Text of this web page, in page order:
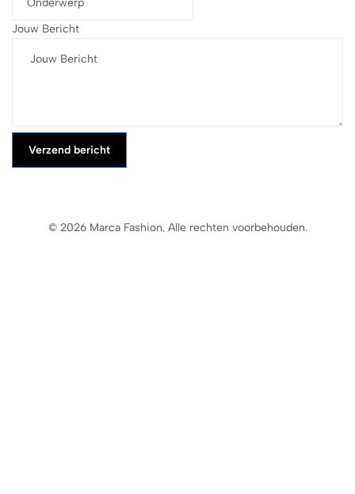
Jouw Bericht
Verzend bericht
© 2026 Marca Fashion. Alle rechten voorbehouden.